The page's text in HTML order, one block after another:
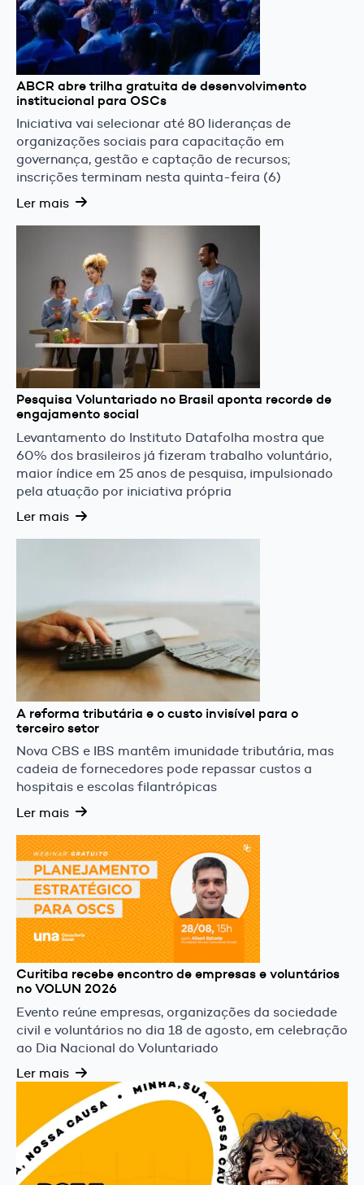
ABCR abre trilha gratuita de desenvolvimento
institucional para OSCs
Iniciativa vai selecionar até 80 lideranças de
organizações sociais para capacitação em
governança, gestão e captação de recursos;
inscrições terminam nesta quinta-feira (6)
Ler mais
Pesquisa Voluntariado no Brasil aponta recorde de
engajamento social
Levantamento do Instituto Datafolha mostra que
60% dos brasileiros já fizeram trabalho voluntário,
maior índice em 25 anos de pesquisa, impulsionado
pela atuação por iniciativa própria
Ler mais
A reforma tributária e o custo invisível para o
terceiro setor
Nova CBS e IBS mantêm imunidade tributária, mas
cadeia de fornecedores pode repassar custos a
hospitais e escolas filantrópicas
Ler mais
Curitiba recebe encontro de empresas e voluntários
no VOLUN 2026
Evento reúne empresas, organizações da sociedade
civil e voluntários no dia 18 de agosto, em celebração
ao Dia Nacional do Voluntariado
Ler mais